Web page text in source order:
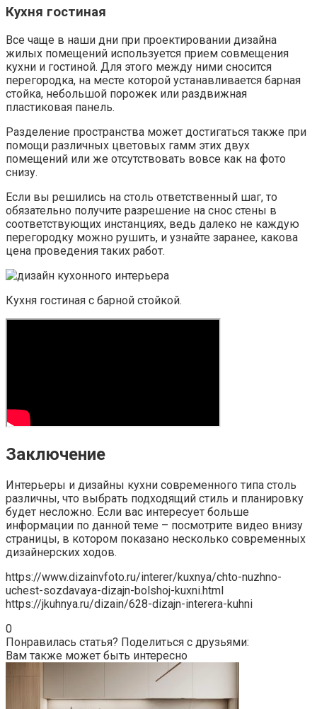
Кухня гостиная
Все чаще в наши дни при проектировании дизайна
жилых помещений используется прием совмещения
кухни и гостиной. Для этого между ними сносится
перегородка, на месте которой устанавливается барная
стойка, небольшой порожек или раздвижная
пластиковая панель.
Разделение пространства может достигаться также при
помощи различных цветовых гамм этих двух
помещений или же отсутствовать вовсе как на фото
снизу.
Если вы решились на столь ответственный шаг, то
обязательно получите разрешение на снос стены в
соответствующих инстанциях, ведь далеко не каждую
перегородку можно рушить, и узнайте заранее, какова
цена проведения таких работ.
Кухня гостиная с барной стойкой.
Заключение
Интерьеры и дизайны кухни современного типа столь
различны, что выбрать подходящий стиль и планировку
будет несложно. Если вас интересует больше
информации по данной теме – посмотрите видео внизу
страницы, в котором показано несколько современных
дизайнерских ходов.
https://www.dizainvfoto.ru/interer/kuxnya/chto-nuzhno-
uchest-sozdavaya-dizajn-bolshoj-kuxni.html
https://jkuhnya.ru/dizain/628-dizajn-interera-kuhni
0
Понравилась статья? Поделиться с друзьями:
Вам также может быть интересно